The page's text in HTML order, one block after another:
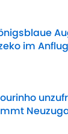
im
by on